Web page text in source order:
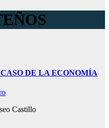
DE LA ECONOMÍA
Castillo